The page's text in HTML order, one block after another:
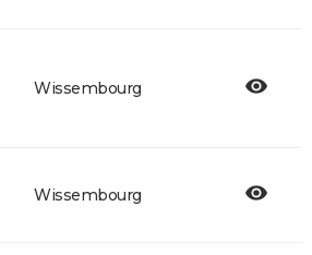
Wissembourg
Wissembourg